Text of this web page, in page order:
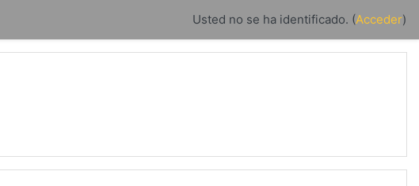
Usted no se ha identificado. (Acceder)